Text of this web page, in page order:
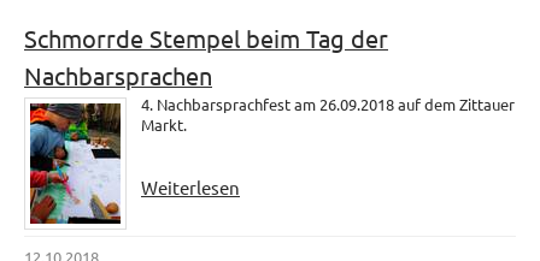
Schmorrde Stempel beim Tag der
Nachbarsprachen
4. Nachbarsprachfest am 26.09.2018 auf dem Zittauer
Markt.
Weiterlesen
12.10.2018